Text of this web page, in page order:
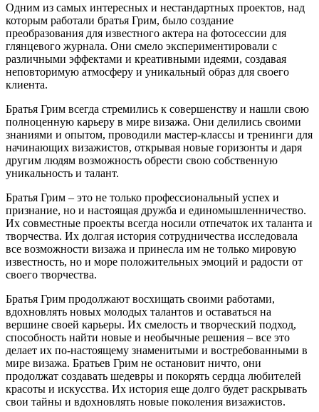
Одним из самых интересных и нестандартных проектов, над
которым работали братья Грим, было создание
преобразования для известного актера на фотосессии для
глянцевого журнала. Они смело экспериментировали с
различными эффектами и креативными идеями, создавая
неповторимую атмосферу и уникальный образ для своего
клиента.
Братья Грим всегда стремились к совершенству и нашли свою
полноценную карьеру в мире визажа. Они делились своими
знаниями и опытом, проводили мастер-классы и тренинги для
начинающих визажистов, открывая новые горизонты и даря
другим людям возможность обрести свою собственную
уникальность и талант.
Братья Грим – это не только профессиональный успех и
признание, но и настоящая дружба и единомышленничество.
Их совместные проекты всегда носили отпечаток их таланта и
творчества. Их долгая история сотрудничества исследовала
все возможности визажа и принесла им не только мировую
известность, но и море положительных эмоций и радости от
своего творчества.
Братья Грим продолжают восхищать своими работами,
вдохновлять новых молодых талантов и оставаться на
вершине своей карьеры. Их смелость и творческий подход,
способность найти новые и необычные решения – все это
делает их по-настоящему знаменитыми и востребованными в
мире визажа. Братьев Грим не остановит ничто, они
продолжат создавать шедевры и покорять сердца любителей
красоты и искусства. Их история еще долго будет раскрывать
свои тайны и вдохновлять новые поколения визажистов.